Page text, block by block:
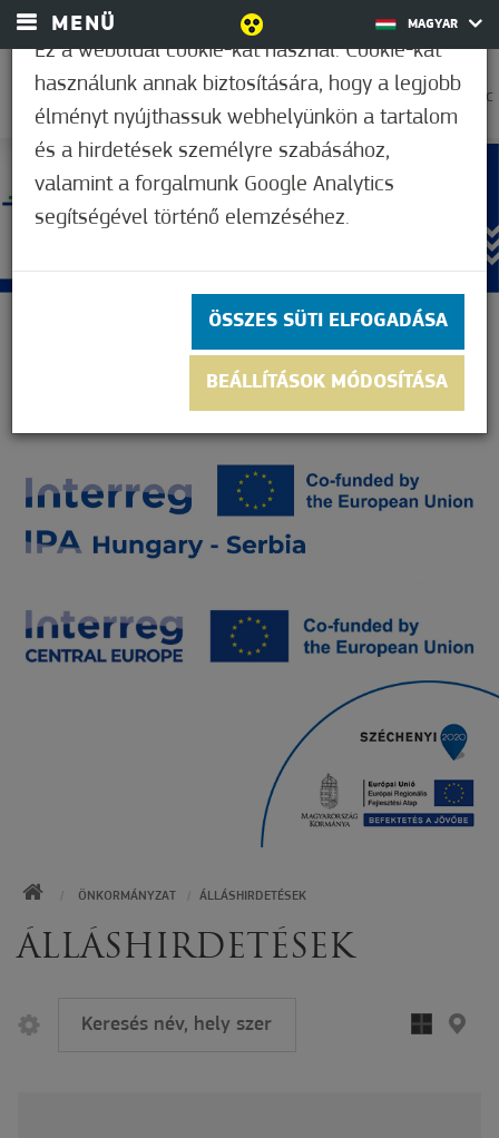
MENÜ MAGYAR
18,9°C
KEZDŐOLDAL
ÖNKORMÁNYZAT ÁLLÁSHIRDETÉSEK
ÁLLÁSHIRDETÉSEK
Ez a weboldal cookie-kat használ. Cookie-kat
használunk annak biztosítására, hogy a legjobb
élményt nyújthassuk webhelyünkön a tartalom
és a hirdetések személyre szabásához,
valamint a forgalmunk Google Analytics
segítségével történő elemzéséhez.
ÖSSZES SÜTI ELFOGADÁSA
BEÁLLÍTÁSOK MÓDOSÍTÁSA